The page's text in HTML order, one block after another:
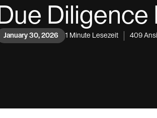
Due Diligence
January 30, 2026 1 Minute Lesezeit 409